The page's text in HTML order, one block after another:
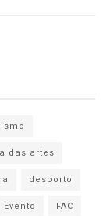
das artes
desporto
Evento
FAC